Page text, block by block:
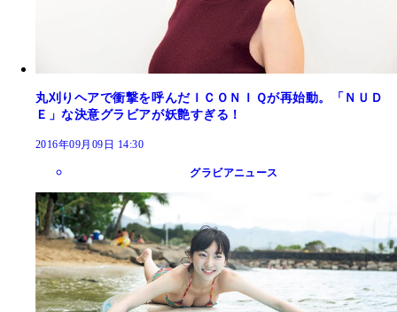
丸刈りヘアで衝撃を呼んだＩＣＯＮＩＱが再始動。「ＮＵＤ
Ｅ」な決意グラビアが妖艶すぎる！
2016年09月09日 14:30
グラビアニュース